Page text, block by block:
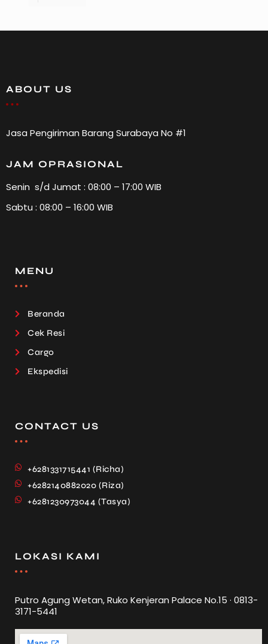
ABOUT US
Jasa Pengiriman Barang Surabaya No #1
JAM OPRASIONAL
Senin s/d Jumat : 08:00 – 17:00 WIB
Sabtu : 08:00 – 16:00 WIB
MENU
Beranda
Cek Resi
Cargo
Ekspedisi
CONTACT US
+6281331715441 (Richa)
+6282140882020 (Riza)
+6281230973044 (Tasya)
LOKASI KAMI
Putro Agung Wetan, Ruko Kenjeran Palace No.15 · 0813-
3171-5441